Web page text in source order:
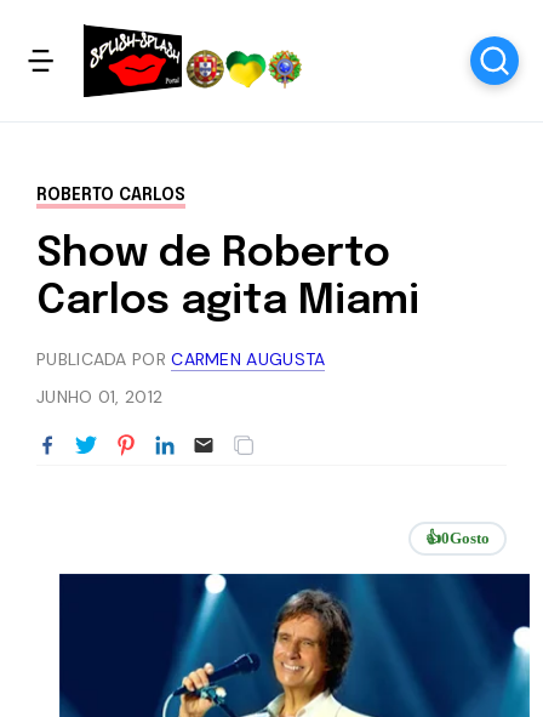
ROBERTO CARLOS
Show de Roberto
Carlos agita Miami
PUBLICADA PORCARMEN AUGUSTA
JUNHO 01, 2012
👍0Gosto